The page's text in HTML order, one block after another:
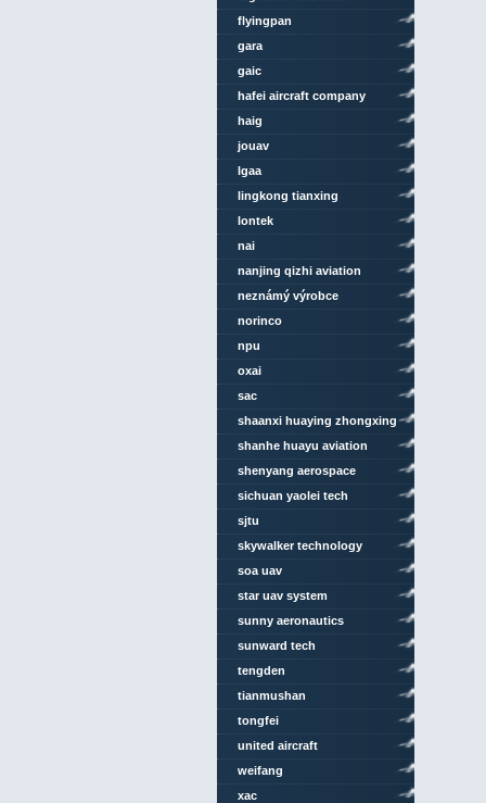
technology
flyingpan
gara
gaic
hafei aircraft company
haig
jouav
lgaa
lingkong tianxing
technology
lontek
nai
nanjing qizhi aviation
technology
neznámý výrobce
norinco
npu
oxai
sac
shaanxi huaying zhongxing
aviation technology
shanhe huayu aviation
shenyang aerospace
university
sichuan yaolei tech
sjtu
skywalker technology
soa uav
star uav system
sunny aeronautics
sunward tech
tengden
tianmushan
tongfei
united aircraft
weifang
xac